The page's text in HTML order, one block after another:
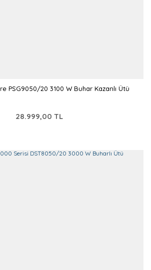
PSG9050/20 3100 W Buhar Kazanlı Ütü
28.999,00 TL